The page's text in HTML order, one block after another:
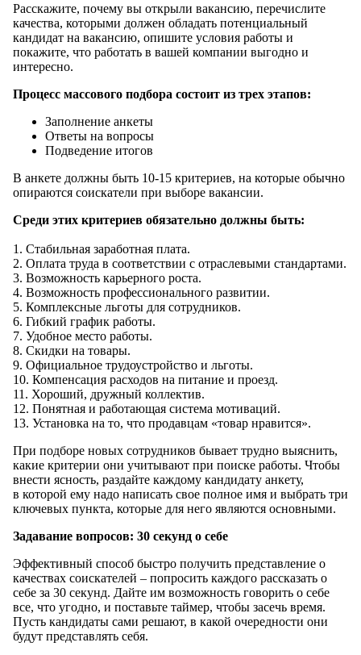
Расскажите, почему вы открыли вакансию, перечислите
качества, которыми должен обладать потенциальный
кандидат на вакансию, опишите условия работы и
покажите, что работать в вашей компании выгодно и
интересно.
Процесс массового подбора состоит из трех этапов:
Заполнение анкеты
Ответы на вопросы
Подведение итогов
В анкете должны быть 10-15 критериев, на которые обычно
опираются соискатели при выборе вакансии.
Среди этих критериев обязательно должны быть:
1. Стабильная заработная плата.
2. Оплата труда в соответствии с отраслевыми стандартами.
3. Возможность карьерного роста.
4. Возможность профессионального развитии.
5. Комплексные льготы для сотрудников.
6. Гибкий график работы.
7. Удобное место работы.
8. Скидки на товары.
9. Официальное трудоустройство и льготы.
10. Компенсация расходов на питание и проезд.
11. Хороший, дружный коллектив.
12. Понятная и работающая система мотиваций.
13. Установка на то, что продавцам «товар нравится».
При подборе новых сотрудников бывает трудно выяснить,
какие критерии они учитывают при поиске работы. Чтобы
внести ясность, раздайте каждому кандидату анкету,
в которой ему надо написать свое полное имя и выбрать три
ключевых пункта, которые для него являются основными.
Задавание вопросов: 30 секунд о себе
Эффективный способ быстро получить представление о
качествах соискателей – попросить каждого рассказать о
себе за 30 секунд. Дайте им возможность говорить о себе
все, что угодно, и поставьте таймер, чтобы засечь время.
Пусть кандидаты сами решают, в какой очередности они
будут представлять себя.